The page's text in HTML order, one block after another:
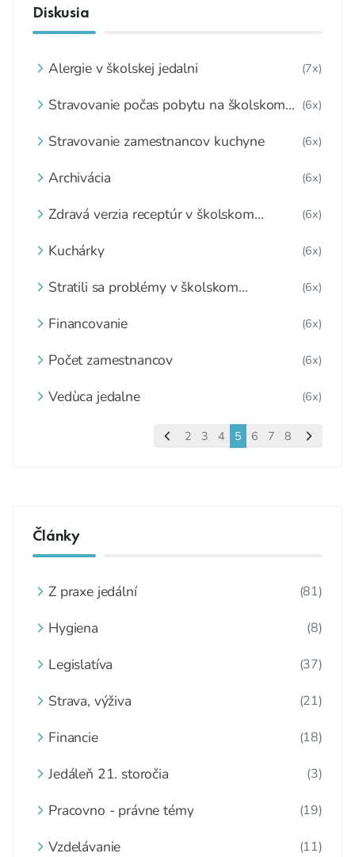
Diskusia
Alergie v školskej jedalni (7x)
Stravovanie počas pobytu na školskom
(6x)
Stravovanie zamestnancov kuchyne (6x)
Archivácia (6x)
Zdravá verzia receptúr v školskom
združenia
(6x)
Kuchárky (6x)
Stratili sa problémy v školskom
(6x)
Financovanie (6x)
Počet zamestnancov (6x)
Vedùca jedalne (6x)
2 3 4 5 6 7 8
Články
Z praxe jedální (81)
Hygiena (8)
Legislatíva (37)
Strava, výživa (21)
Financie (18)
Jedáleň 21. storočia (3)
Pracovno - právne témy (19)
Vzdelávanie (11)